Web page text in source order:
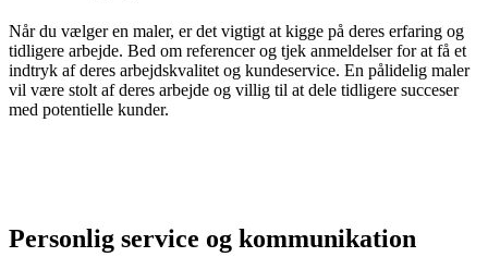
Når du vælger en maler, er det vigtigt at kigge på deres erfaring og
tidligere arbejde. Bed om referencer og tjek anmeldelser for at få et
indtryk af deres arbejdskvalitet og kundeservice. En pålidelig maler
vil være stolt af deres arbejde og villig til at dele tidligere succeser
med potentielle kunder.
Personlig service og kommunikation